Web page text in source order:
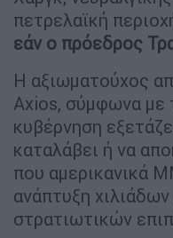
πετρελαϊκή
εάν ο πρόεδρος
Η αξιωματούχος
Axios, σύμφωνα με
κυβέρνηση
καταλάβει ή να
που αμερικανικά
ανάπτυξη
στρατιωτικών